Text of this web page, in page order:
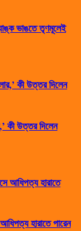
ভাঙতে তৃণমূলেই
কী উত্তর দিলেন
হারাতে পারেন